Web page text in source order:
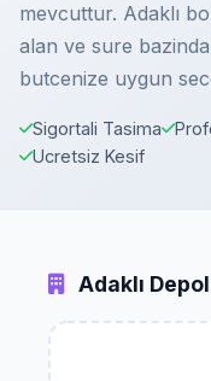
mevcuttur. Adaklı
alan ve sure
butcenize uygun
Sigortali Tasima
Ucretsiz Kesif
Adaklı